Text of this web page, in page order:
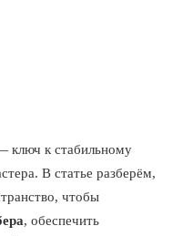
ключ к стабильному
В статье разберём,
чтобы
, обеспечить